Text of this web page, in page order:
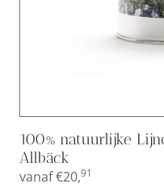
100% natuurlijke
Allbäck
vanaf€20,91